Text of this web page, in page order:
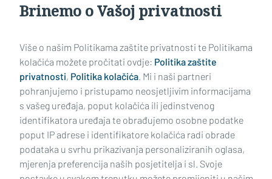
Bombarder iz Kruševice
Impressum Uvjeti korištenja Politika privatnosti
Brinemo o Vašoj privatnosti
Više o našim Politikama zaštite privatnosti te Politikama
kolačića možete pročitati ovdje: Politika zaštite
privatnosti, Politika kolačića. Mi i naši partneri
pohranjujemo i pristupamo neosjetljivim informacijama
s vašeg uređaja, poput kolačića ili jedinstvenog
identifikatora uređaja te obrađujemo osobne podatke
poput IP adrese i identifikatore kolačića radi obrade
podataka u svrhu prikazivanja personaliziranih oglasa,
mjerenja preferencija naših posjetitelja i sl. Svoje